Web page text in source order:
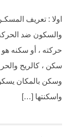
اولا : تعريف
والسكون ضد
حركته ، أو سكنه
سكن ، كالريح
وسكن بالمكان
واسكنتها […]